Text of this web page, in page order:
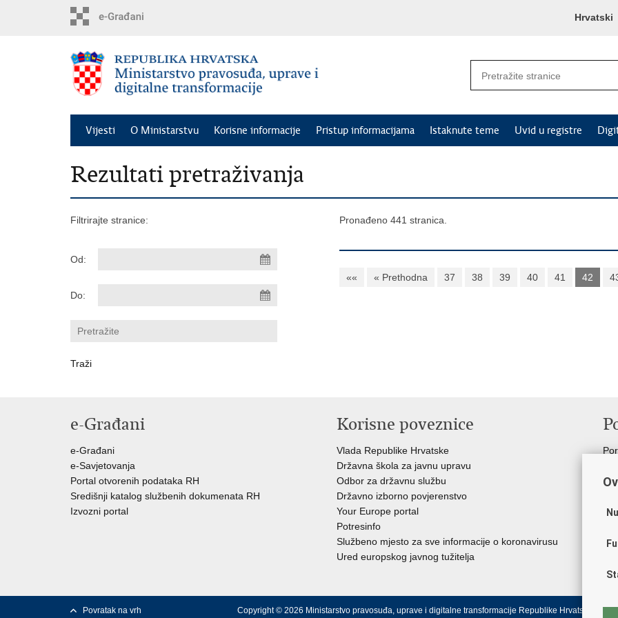
Hrvatski
Vijesti O Ministarstvu Korisne informacije Pristup informacijama Istaknute teme Uvid u registre
Rezultati pretraživanja
Filtrirajte stranice:
Od:
Do:
Pronađeno 441 stranica.
«« « Prethodna 37 38 39 40 41 42
e-Građani
e-Građani
e-Savjetovanja
Portal otvorenih podataka RH
Središnji katalog službenih dokumenata RH
Izvozni portal
Korisne poveznice
Vlada Republike Hrvatske
Državna škola za javnu upravu
Odbor za državnu službu
Državno izborno povjerenstvo
Your Europe portal
Potresinfo
Službeno mjesto za sve informacije o koronavirusu
Ured europskog javnog tužitelja
Povratak na vrh Copyright © 2026 Ministarstvo pravosuđa, uprave i digitalne transformacije Republike Hrvatske.